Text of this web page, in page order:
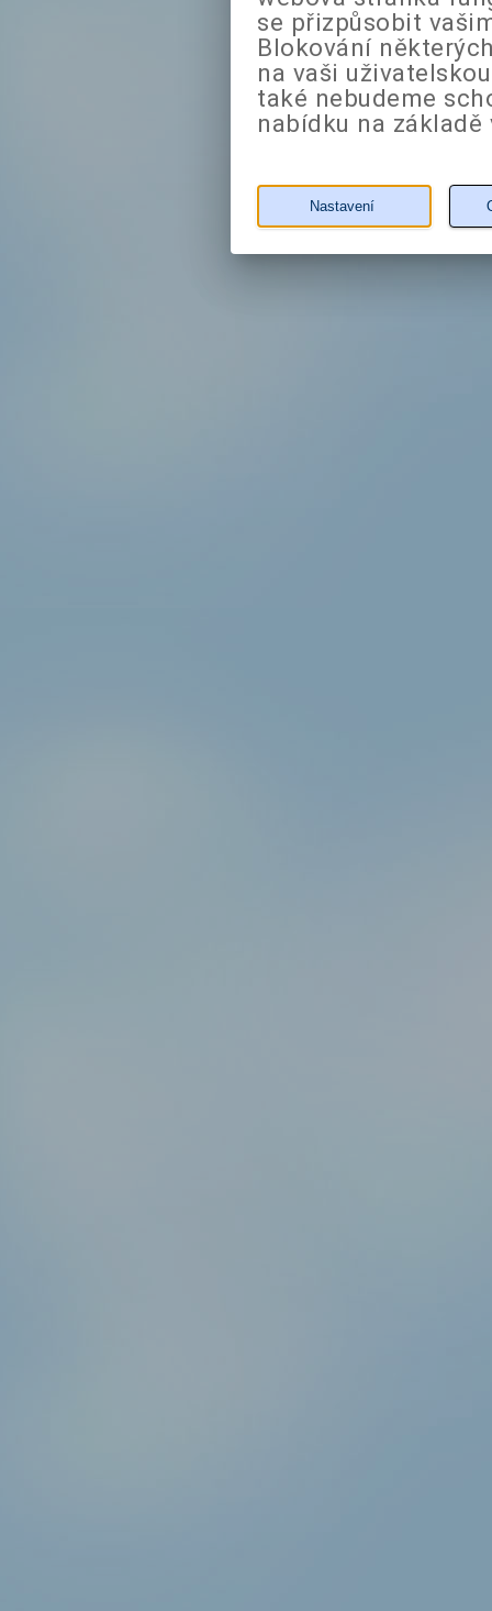
se přizpůsobit
Blokování
na vaši
také nebudeme
nabídku na
Nastavení